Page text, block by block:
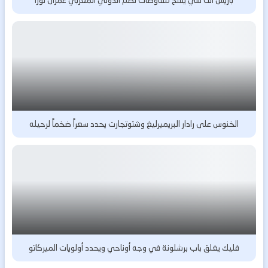
الخنوس على رادار البريميرليغ وشتوتجارت يحدد سعراً ضخماً لرحيله
فليك يغلق باب برشلونة في وجه أوناحي ويحدد أولويات الميركاتو